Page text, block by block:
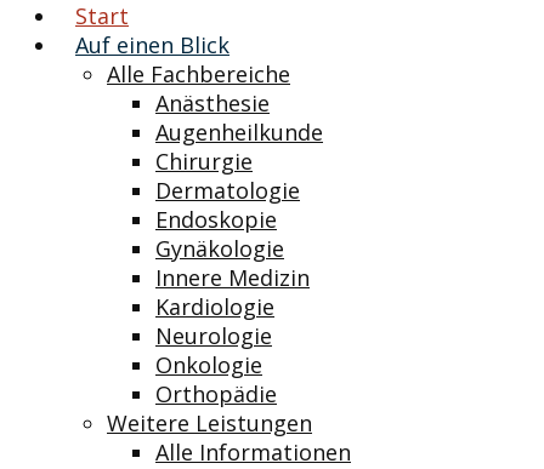
Start
Auf einen Blick
Alle Fachbereiche
Anästhesie
Augenheilkunde
Chirurgie
Dermatologie
Endoskopie
Gynäkologie
Innere Medizin
Kardiologie
Neurologie
Onkologie
Orthopädie
Weitere Leistungen
Alle Informationen